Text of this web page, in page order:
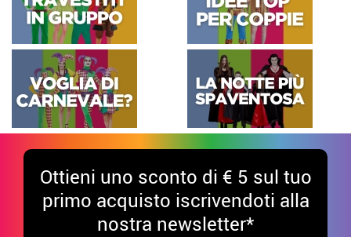
Ottieni uno sconto di € 5 sul tuo
primo acquisto iscrivendoti alla
nostra newsletter*